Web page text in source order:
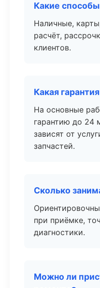
Какие
Наличные,
расчёт,
клиентов.
Какая
На основные
гарантию до 24
зависят от
запчастей.
Сколько
при приёмке,
диагностики.
Можно ли